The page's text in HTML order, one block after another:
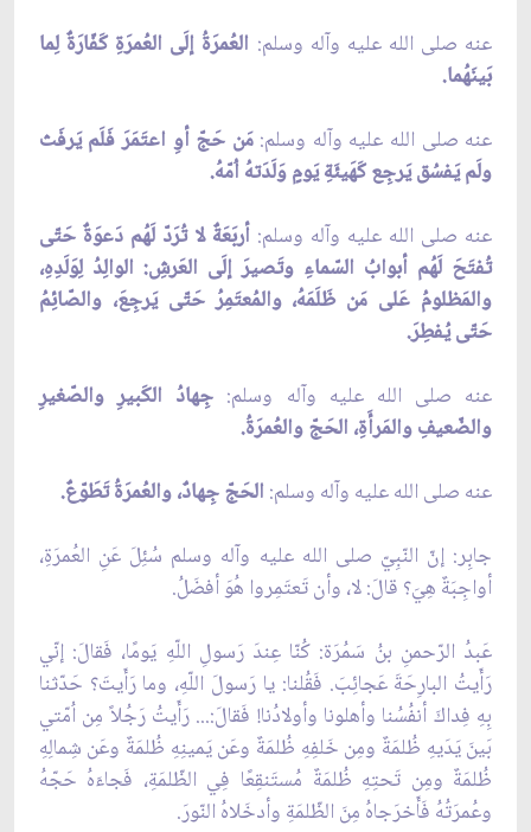
عنه صلى الله عليه وآله وسلم: العُمرَةُ إلَى العُمرَةِ كَفّارَةٌ لِما
بَينَهُما.
عنه صلى الله عليه وآله وسلم: مَن حَجّ أوِ اعتَمَرَ فَلَم يَرفَث
ولَم يَفسُق يَرجِع كَهَيئَةِ يَومٍ وَلَدَتهُ اُمّهُ.
عنه صلى الله عليه وآله وسلم: أربَعَةٌ لا تُرَدّ لَهُم دَعوَةٌ حَتّى
تُفتَحَ لَهُم أبوابُ السّماءِ وتَصيرَ إلَى العَرشِ: الوالِدُ لِوَلَدِهِ،
والمَظلومُ عَلى مَن ظَلَمَهُ، والمُعتَمِرُ حَتّى يَرجِعَ، والصّائِمُ
حَتّى يُفطِرَ.
عنه صلى الله عليه وآله وسلم: جِهادُ الكَبيرِ والصّغيرِ
والضّعيفِ والمَرأَةِ، الحَجّ والعُمرَةُ.
عنه صلى الله عليه وآله وسلم: الحَجّ جِهادٌ، والعُمرَةُ تَطَوّعٌ.
جابِر: إنّ النّبِيّ صلى الله عليه وآله وسلم سُئِلَ عَنِ العُمرَةِ،
أواجِبَةٌ هِيَ؟ قالَ: لا، وأن تَعتَمِروا هُوَ أفضَلُ.
عَبدُ الرّحمنِ بنُ سَمُرَة: كُنّا عِندَ رَسولِ اللّهِ يَومًا، فَقالَ: إنّي
رَأَيتُ البارِحَةَ عَجائِبَ. فَقُلنا: يا رَسولَ اللّهِ، وما رَأَيتَ؟ حَدّثنا
بِهِ فِداكَ أنفُسُنا وأهلونا وأولادُنا! فَقالَ:... رَأَيتُ رَجُلاً مِن اُمّتي
بَينَ يَدَيهِ ظُلمَةٌ ومِن خَلفِهِ ظُلمَةٌ وعَن يَمينِهِ ظُلمَةٌ وعَن شِمالِهِ
ظُلمَةٌ ومِن تَحتِهِ ظُلمَةٌ مُستَنقِعًا فِي الظّلمَةِ، فَجاءَهُ حَجّهُ
وعُمرَتُهُ فَأَخرَجاهُ مِنَ الظّلمَةِ وأدخَلاهُ النّورَ.